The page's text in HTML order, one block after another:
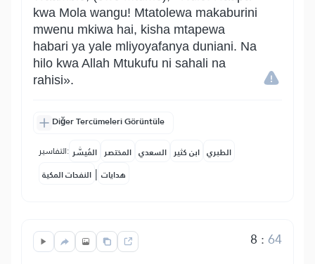
kwa Mola wangu! Mtatolewa makaburini
mwenu mkiwa hai, kisha mtapewa
habari ya yale mliyoyafanya duniani. Na
hilo kwa Allah Mtukufu ni sahali na
rahisi».
Diğer Tercümeleri Görüntüle
التفاسير: المُيسَّر المختصر السعدي ابن كثير الطبري
النفحات المكية | هدايات
8 :64